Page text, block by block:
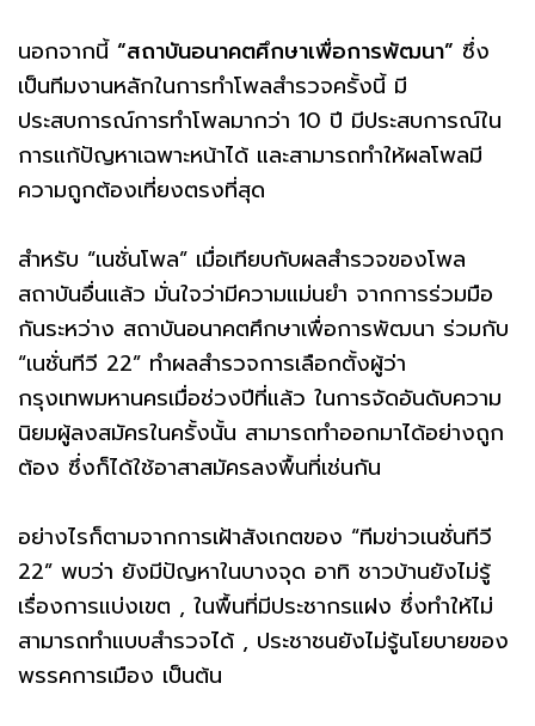
นอกจากนี้ “สถาบันอนาคตศึกษาเพื่อการพัฒนา” ซึ่ง
เป็นทีมงานหลักในการทำโพลสำรวจครั้งนี้ มี
ประสบการณ์การทำโพลมากว่า 10 ปี มีประสบการณ์ใน
การแก้ปัญหาเฉพาะหน้าได้ และสามารถทำให้ผลโพลมี
ความถูกต้องเที่ยงตรงที่สุด
สำหรับ “เนชั่นโพล” เมื่อเทียบกับผลสำรวจของโพล
สถาบันอื่นแล้ว มั่นใจว่ามีความแม่นยำ จากการร่วมมือ
กันระหว่าง สถาบันอนาคตศึกษาเพื่อการพัฒนา ร่วมกับ
“เนชั่นทีวี 22” ทำผลสำรวจการเลือกตั้งผู้ว่า
กรุงเทพมหานครเมื่อช่วงปีที่แล้ว ในการจัดอันดับความ
นิยมผู้ลงสมัครในครั้งนั้น สามารถทำออกมาได้อย่างถูก
ต้อง ซึ่งก็ได้ใช้อาสาสมัครลงพื้นที่เช่นกัน
อย่างไรก็ตามจากการเฝ้าสังเกตของ “ทีมข่าวเนชั่นทีวี
22” พบว่า ยังมีปัญหาในบางจุด อาทิ ชาวบ้านยังไม่รู้
เรื่องการแบ่งเขต , ในพื้นที่มีประชากรแฝง ซึ่งทำให้ไม่
สามารถทำแบบสำรวจได้ , ประชาชนยังไม่รู้นโยบายของ
พรรคการเมือง เป็นต้น